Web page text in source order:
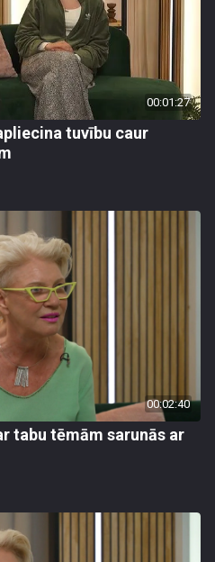
00:01:27
tuvību caur
00:02:40
tabu tēmām sarunās ar